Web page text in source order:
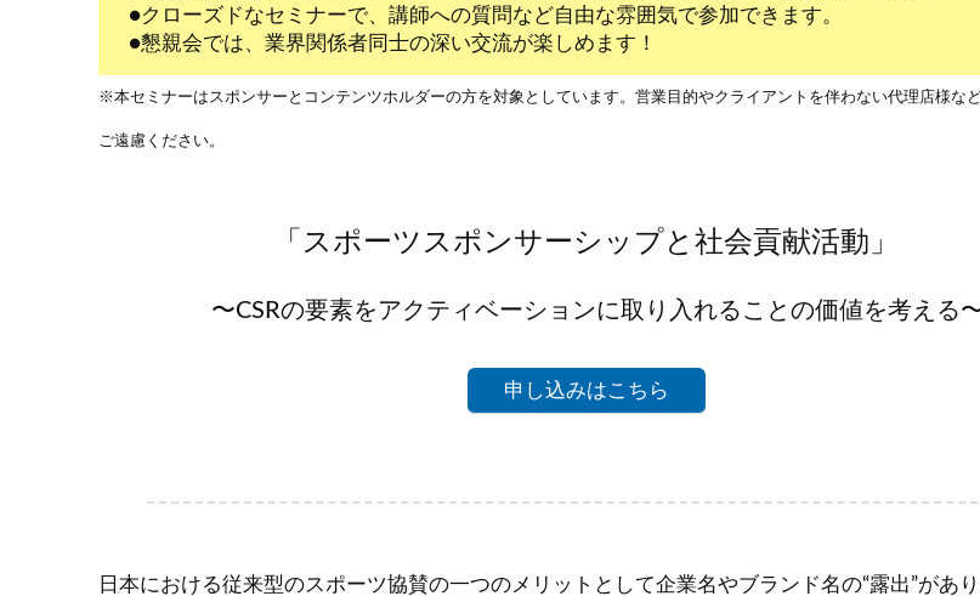
●クローズドなセミナーで、講師への質問など自由な雰囲気で参加できます。
●懇親会では、業界関係者同士の深い交流が楽しめます！
※本セミナーはスポンサーとコンテンツホルダーの方を対象としています。営業目的やクライアントを伴わない代理店様な
ご遠慮ください。
「スポーツスポンサーシップと社会貢献活動」
〜CSRの要素をアクティベーションに取り入れることの価値を考える
申し込みはこちら
日本における従来型のスポーツ協賛の一つのメリットとして企業名やブランド名の“露出”があり